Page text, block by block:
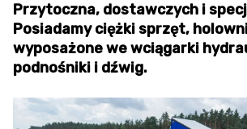
Przytoczna, dostawczych i
Posiadamy ciężki sprzęt,
wyposażone we wciągarki
podnośniki i dźwig.